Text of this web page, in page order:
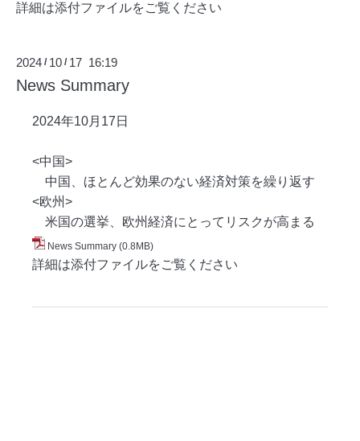
詳細は添付ファイルをご覧ください
2024 / 10 / 17 16:19
News Summary
2024年10月17 日
<中国>
中国、ほとんど効果のない経済対策を繰り返す
<欧州>
米国の選挙、欧州経済にとってリスクが高まる
News Summary (0.8MB)
詳細は添付ファイルをご覧ください